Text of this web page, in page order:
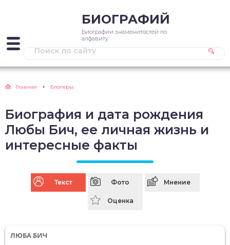
БИОГРАФИЙ
Биографии знаменитостей по
алфавиту
Главная Блогеры
Биография и дата рождения
Любы Бич, ее личная жизнь и
интересные факты
Текст Фото Мнение
Оценка
ЛЮБА БИЧ